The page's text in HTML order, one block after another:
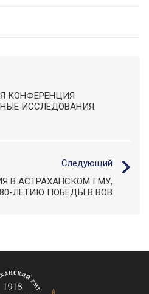
КОНФЕРЕНЦИЯ
ИССЛЕДОВАНИЯ:
Следующий
В АСТРАХАНСКОМ ГМУ,
ЛЕТИЮ ПОБЕДЫ В ВОВ